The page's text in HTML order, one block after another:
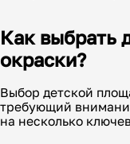
Как выбрать
окраски?
Выбор детской
требующий
на несколько